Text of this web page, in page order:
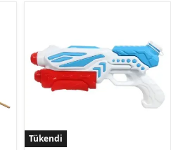
Tükendi